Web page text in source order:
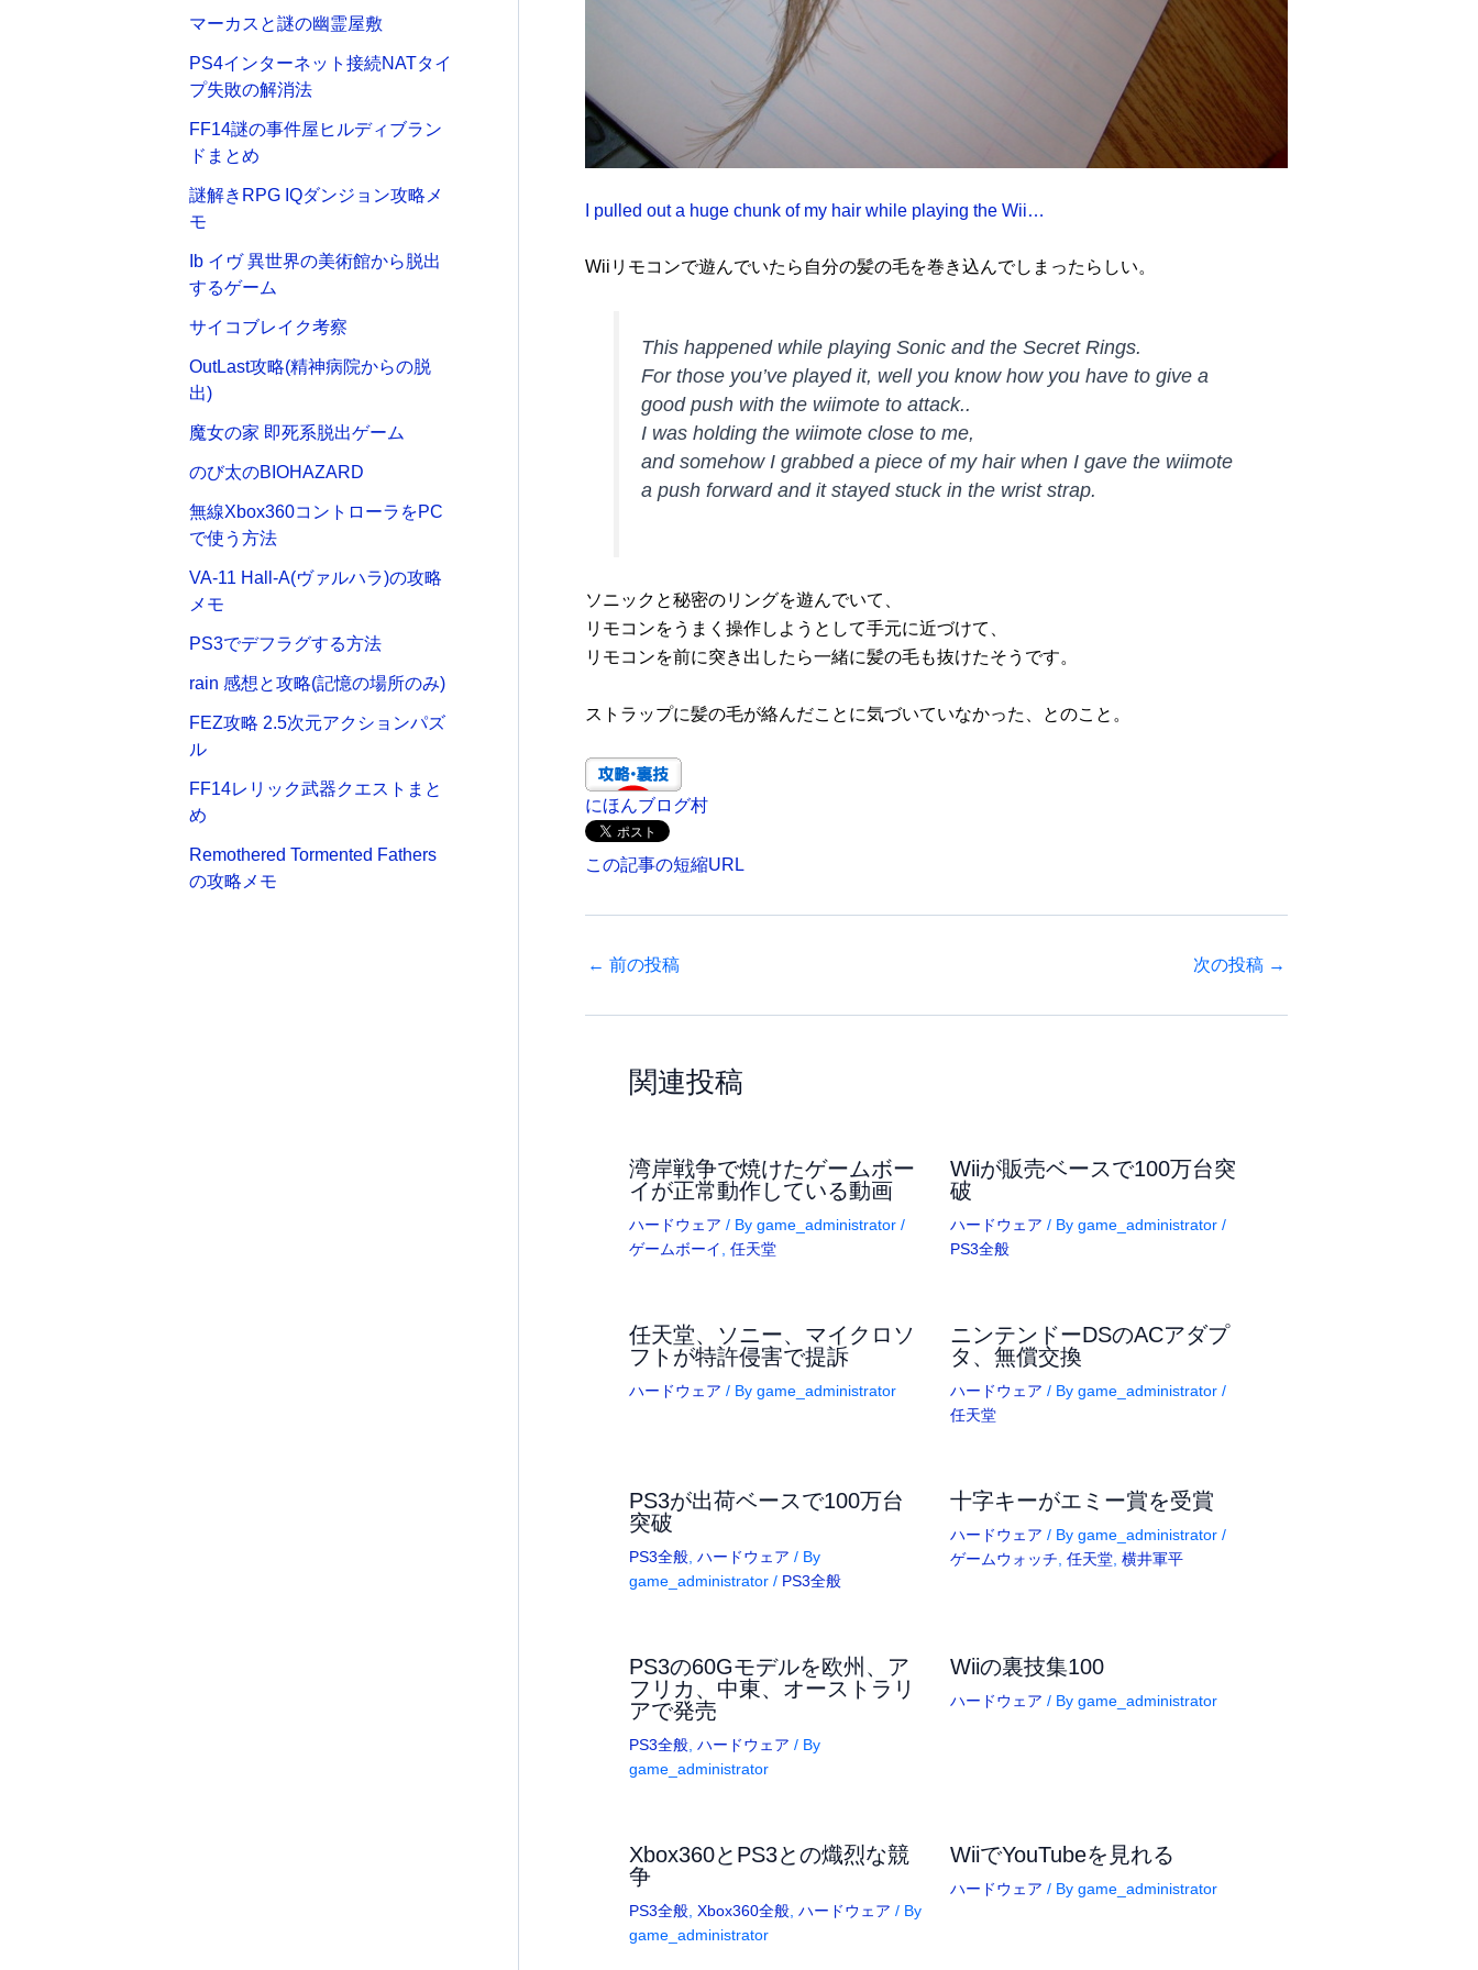
マーカスと謎の幽霊屋敷
PS4インターネット接続NATタイ
プ失敗の解消法
FF14謎の事件屋ヒルディブラン
ドまとめ
謎解きRPG IQダンジョン攻略メ
モ
Ib イヴ 異世界の美術館から脱出
するゲーム
サイコブレイク考察
OutLast攻略(精神病院からの脱
出)
魔女の家 即死系脱出ゲーム
のび太のBIOHAZARD
無線Xbox360コントローラをPC
で使う方法
VA-11 Hall-A(ヴァルハラ)の攻略
メモ
PS3でデフラグする方法
rain 感想と攻略(記憶の場所のみ)
FEZ攻略 2.5次元アクションパズ
ル
FF14レリック武器クエストまと
め
Remothered Tormented Fathers
の攻略メモ
I pulled out a huge chunk of my hair while playing the Wii…
Wiiリモコンで遊んでいたら自分の髪の毛を巻き込んでしまったらしい。
This happened while playing Sonic and the Secret Rings.
For those you’ve played it, well you know how you have to give a
good push with the wiimote to attack..
I was holding the wiimote close to me,
and somehow I grabbed a piece of my hair when I gave the wiimote
a push forward and it stayed stuck in the wrist strap.
ソニックと秘密のリングを遊んでいて、
リモコンをうまく操作しようとして手元に近づけて、
リモコンを前に突き出したら一緒に髪の毛も抜けたそうです。
ストラップに髪の毛が絡んだことに気づいていなかった、とのこと。
にほんブログ村
この記事の短縮URL
← 前の投稿 次の投稿 →
関連投稿
湾岸戦争で焼けたゲームボー
イが正常動作している動画
ハードウェア / By game_administrator /
ゲームボーイ
任天堂
Wiiが販売ベースで100万台突
破
ハードウェア / By game_administrator /
PS3全般
任天堂、ソニー、マイクロソ
フトが特許侵害で提訴
ハードウェア / By game_administrator
ニンテンドーDSのACアダプ
タ、無償交換
ハードウェア / By game_administrator /
任天堂
PS3が出荷ベースで100万台
突破
PS3全般 ハードウェア / By
game_administrator / PS3全般
十字キーがエミー賞を受賞
ハードウェア / By game_administrator /
ゲームウォッチ 任天堂 横井軍平
PS3の60Gモデルを欧州、ア
フリカ、中東、オーストラリ
アで発売
PS3全般 ハードウェア / By
game_administrator
Wiiの裏技集100
ハードウェア / By game_administrator
Xbox360とPS3との熾烈な競
争
PS3全般 Xbox360全般 ハードウェア / By
game_administrator
WiiでYouTubeを見れる
ハードウェア / By game_administrator